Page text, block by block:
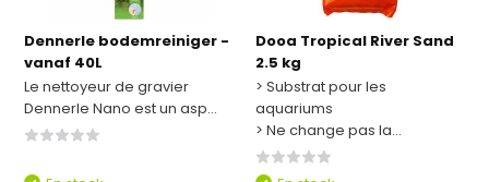
Dennerle bodemreiniger -
vanaf 40L
Le nettoyeur de gravier
Dennerle Nano est un asp...
Dooa Tropical River Sand
2.5 kg
> Substrat pour les
aquariums
> Ne change pas la...